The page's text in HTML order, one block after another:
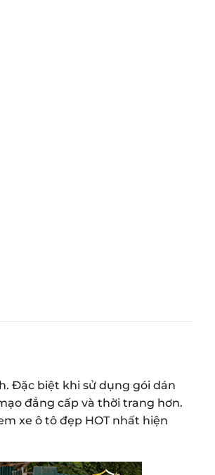
Đặc biệt khi sử dụng gói dán
đẳng cấp và thời trang hơn.
xe ô tô đẹp HOT nhất hiện